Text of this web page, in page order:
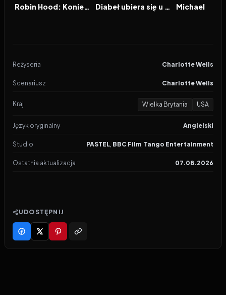
FILM Robin Hood: Koniec legendy FILM Diabeł ubiera się u Prady 2 FILM
Michael
Reżyseria Charlotte Wells
Scenariusz Charlotte Wells
Kraj Wielka Brytania USA
Język oryginalny Angielski
Studio PASTEL, BBC Film, Tango Entertainment
Ostatnia aktualizacja 07.08.2026
UDOSTĘPNIJ